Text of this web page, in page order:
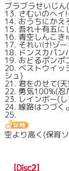
ブラブラせいじ
13. さむいのヘイ
14. おうちにかえ
15. 吾れ十有五に
16. 青空しんこき
17. それいけ!ゾ
18. ドンスカパン
19. おどるポンポ
20. ベストウイ
シュ)
21. 君をのせて(
22. 勇気100%(忍
23. レインボー(
24. 線路はつづく
25.
空より高く(保育